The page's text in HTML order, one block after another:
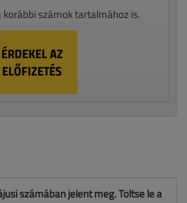
számok tartalmához is.
ÉRDEKEL AZ
ELŐFIZETÉS
számában jelent meg. Töltse le a